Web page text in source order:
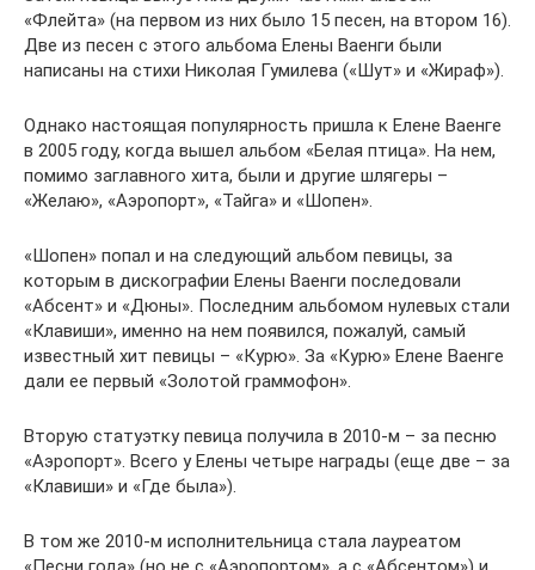
«Флейта» (на первом из них было 15 песен, на втором 16).
Две из песен с этого альбома Елены Ваенги были
написаны на стихи Николая Гумилева («Шут» и «Жираф»).
Однако настоящая популярность пришла к Елене Ваенге
в 2005 году, когда вышел альбом «Белая птица». На нем,
помимо заглавного хита, были и другие шлягеры –
«Желаю», «Аэропорт», «Тайга» и «Шопен».
«Шопен» попал и на следующий альбом певицы, за
которым в дискографии Елены Ваенги последовали
«Абсент» и «Дюны». Последним альбомом нулевых стали
«Клавиши», именно на нем появился, пожалуй, самый
известный хит певицы – «Курю». За «Курю» Елене Ваенге
дали ее первый «Золотой граммофон».
Вторую статуэтку певица получила в 2010-м – за песню
«Аэропорт». Всего у Елены четыре награды (еще две – за
«Клавиши» и «Где была»).
В том же 2010-м исполнительница стала лауреатом